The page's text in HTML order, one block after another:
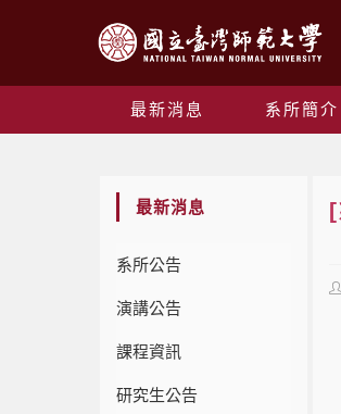
最新消息 系所簡介
最新消息
系所公告
演講公告
課程資訊
研究生公告
[